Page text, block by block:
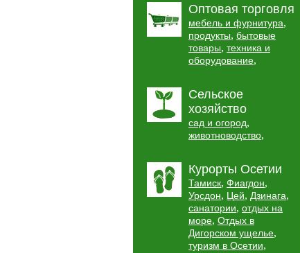
Оптовая торговля
мебель и фурнитура,
продукты, бытовые
товары, техника и
оборудование,
Сельское
хозяйство
сад и огород,
животноводство,
Курорты Осетии
Тамиск, Фиагдон,
Урсдон, Цей, Дзинага,
санатории, отдых на
море, Отдых в
Дигорском ущелье,
туризм в Осетии,